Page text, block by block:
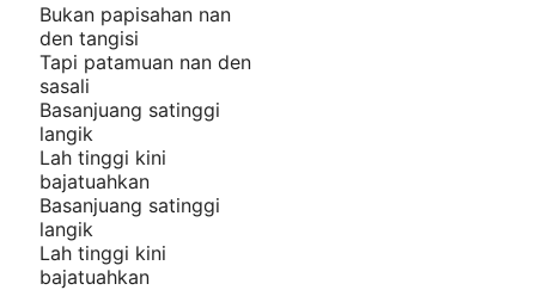
Bukan papisahan nan
den tangisi
Tapi patamuan nan den
sasali
Basanjuang satinggi
langik
Lah tinggi kini
bajatuahkan
Basanjuang satinggi
langik
Lah tinggi kini
bajatuahkan